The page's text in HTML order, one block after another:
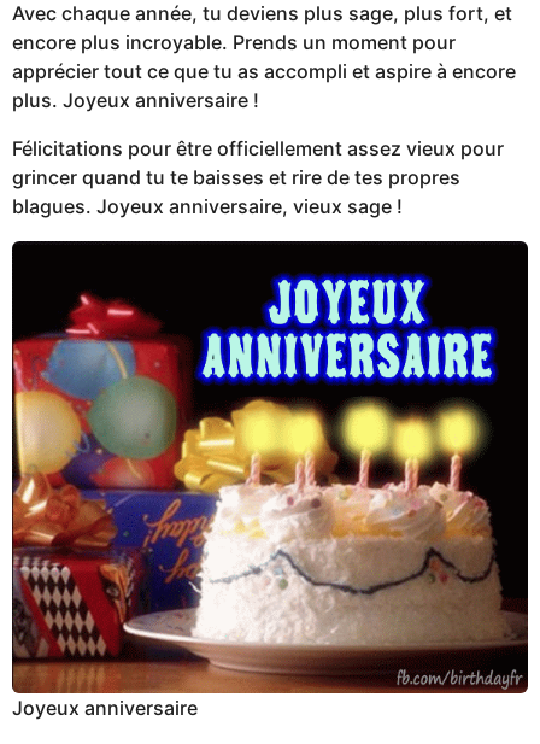
Avec chaque année, tu deviens plus sage, plus fort, et
encore plus incroyable. Prends un moment pour
apprécier tout ce que tu as accompli et aspire à encore
plus. Joyeux anniversaire !
Félicitations pour être officiellement assez vieux pour
grincer quand tu te baisses et rire de tes propres
blagues. Joyeux anniversaire, vieux sage !
Joyeux anniversaire